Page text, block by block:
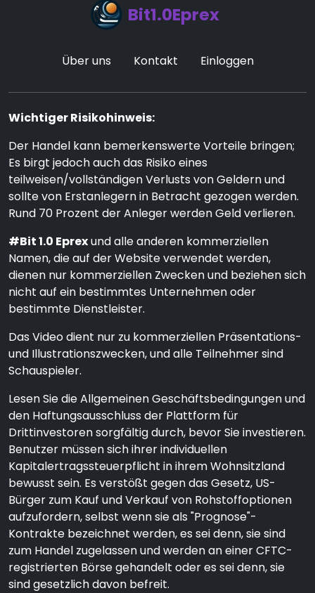
Bit1.0Eprex
Über uns Kontakt Einloggen
Wichtiger Risikohinweis:
Der Handel kann bemerkenswerte Vorteile bringen;
Es birgt jedoch auch das Risiko eines
teilweisen/vollständigen Verlusts von Geldern und
sollte von Erstanlegern in Betracht gezogen werden.
Rund 70 Prozent der Anleger werden Geld verlieren.
#Bit 1.0 Eprexund alle anderen kommerziellen
Namen, die auf der Website verwendet werden,
dienen nur kommerziellen Zwecken und beziehen sich
nicht auf ein bestimmtes Unternehmen oder
bestimmte Dienstleister.
Das Video dient nur zu kommerziellen Präsentations-
und Illustrationszwecken, und alle Teilnehmer sind
Schauspieler.
Lesen Sie die Allgemeinen Geschäftsbedingungen und
den Haftungsausschluss der Plattform für
Drittinvestoren sorgfältig durch, bevor Sie investieren.
Benutzer müssen sich ihrer individuellen
Kapitalertragssteuerpflicht in ihrem Wohnsitzland
bewusst sein. Es verstößt gegen das Gesetz, US-
Bürger zum Kauf und Verkauf von Rohstoffoptionen
aufzufordern, selbst wenn sie als "Prognose"-
Kontrakte bezeichnet werden, es sei denn, sie sind
zum Handel zugelassen und werden an einer CFTC-
registrierten Börse gehandelt oder es sei denn, sie
sind gesetzlich davon befreit.